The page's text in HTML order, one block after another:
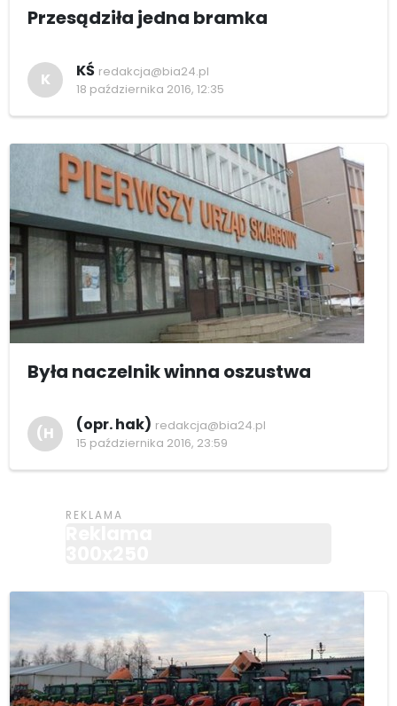
Przesądziła jedna bramka
K KŚ redakcja@bia24.pl
18 października 2016, 12:35
Była naczelnik winna oszustwa
(H (opr. hak) redakcja@bia24.pl
15 października 2016, 23:59